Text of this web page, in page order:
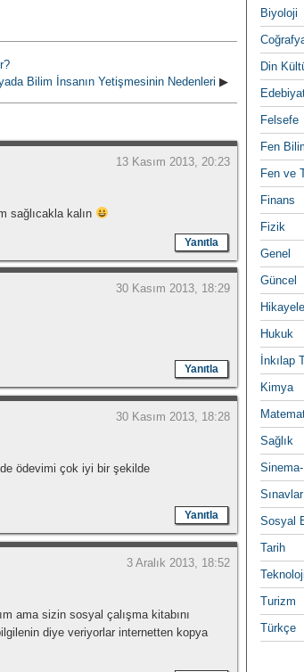
Bilim İnsanın Yetişmesinin Nedenleri ▶
13 Kasım 2013, 20:23
sağlıcakla kalın
Yanıtla
30 Kasım 2013, 18:29
Yanıtla
30 Kasım 2013, 18:28
ödevimi çok iyi bir şekilde
Yanıtla
3 Aralık 2013, 18:52
ama sizin sosyal çalışma kitabını
diye veriyorlar internetten kopya
Biyoloji
Din
Felsefe
Fen
Fen ve
Finans
Fizik
Genel
Güncel
Hukuk
İnkılap
Kimya
Sağlık
Sınavlar
Sosyal
Tarih
Turizm
Türkçe